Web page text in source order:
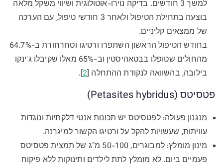
למשך 3 חודשים. בדיקה נוירו-אוטולוגית ושיווי משקל מלאה
בוצעה בתחילת הטיפול ולאחר 3 חודשי טיפול, עם הערכה
של ממצאים קליניים.
בחודש הטיפול הראשון השתפרו ורטיגו וסחרחורת ב-64.7%
מהחולים שטופלו בבטאהיסטין וב-65% מאלו שקיבלו ג'ינקו
בילובה, בהשוואה לנקודת ההתחלה [2
].
פטסיטס (Petasites hybridus)
מנגנון פעולה: לפטסיטס יש תכונות אנטי דלקתיות ונוגדות
עוויתות, שעשויות להקל על ורטיגו הקשור למיגרנה.
מינון מומלץ: למבוגרים, 50-100 מ"ג של תמצית פטסיטס
פעמיים ביום. לא מומלץ לתת לילדים ותינוקות ללא פיקוח